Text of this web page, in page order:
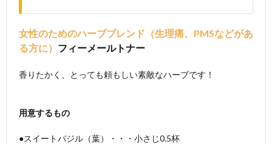
女性のためのハーブブレンド（生理痛、PMSなどがあ
る方に） フィーメールトナー
香りたかく、とっても頼もしい素敵なハーブです！
用意するもの
●スイートバジル（葉）・・・小さじ0.5杯